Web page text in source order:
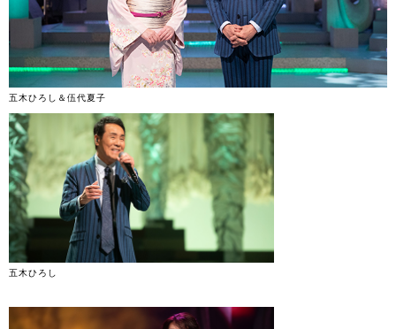
五木ひろし＆伍代夏子
五木ひろし